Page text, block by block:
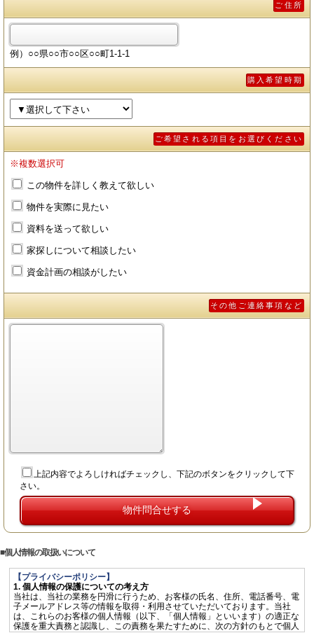
ご住所
例）○○県○○市○○区○○町1-1-1
購入希望時期
ご希望される項目をお選びください
※複数選択可
この物件を詳しく教えて欲しい
物件を実際に見たい
資料を送って欲しい
家探しについて相談したい
資金計画の相談がしたい
その他ご連絡事項など
上記内容でよろしければチェックし、下記のボタンをクリックして下
さい。
個人情報の取扱いについて
【プライバシーポリシー】
1. 個人情報の保護についての考え方
当社は、当社の業務を円滑に行うため、お客様の氏名、住所、電話番号、電
子メールアドレス等の情報を取得・利用させていただいております。当社
は、これらのお客様の個人情報（以下、「個人情報」といいます）の適正な
保護を重大責務と認識し、この責務を果たすために、次の方針のもとで個人